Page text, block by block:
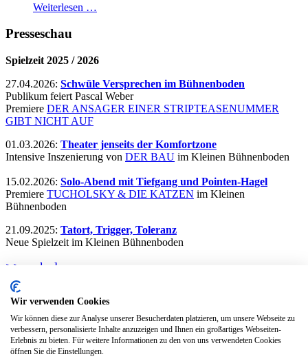
Weiterlesen …
Presseschau
Spielzeit 2025 / 2026
27.04.2026: Schwüle Versprechen im Bühnenboden
Publikum feiert Pascal Weber
Premiere DER ANSAGER EINER STRIPTEASENUMMER
GIBT NICHT AUF
01.03.2026: Theater jenseits der Komfortzone
Intensive Inszenierung von DER BAU im Kleinen Bühnenboden
15.02.2026: Solo-Abend mit Tiefgang und Pointen-Hagel
Premiere TUCHOLSKY & DIE KATZEN im Kleinen
Bühnenboden
21.09.2025: Tatort, Trigger, Toleranz
Neue Spielzeit im Kleinen Bühnenboden
>> mehr lesen
© Der Kleine Bühnenboden 2026
Mit freundlicher Unterstützung des Kulturamtes der STADT
MÜNSTER
Wir verwenden Cookies
Wir können diese zur Analyse unserer Besucherdaten platzieren, um unsere Webseite zu
verbessern, personalisierte Inhalte anzuzeigen und Ihnen ein großartiges Webseiten-
Erlebnis zu bieten. Für weitere Informationen zu den von uns verwendeten Cookies
öffnen Sie die Einstellungen.